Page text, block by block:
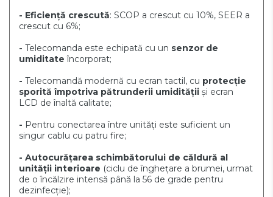
- Eficiență crescută: SCOP a crescut cu 10%, SEER a
crescut cu 6%;
- Telecomanda este echipată cu un senzor de
umiditate încorporat;
- Telecomandă modernă cu ecran tactil, cu protecție
sporită împotriva pătrunderii umidității și ecran
LCD de înaltă calitate;
- Pentru conectarea între unități este suficient un
singur cablu cu patru fire;
- Autocurățarea schimbătorului de căldură al
unității interioare (ciclu de înghețare a brumei, urmat
de o încălzire intensă până la 56 de grade pentru
dezinfecție);